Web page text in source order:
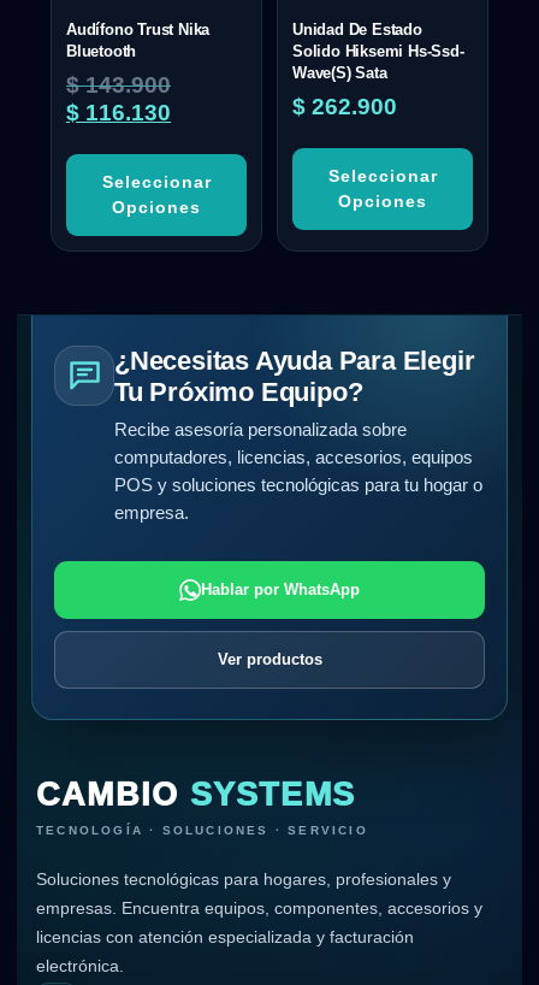
Audífono Trust Nika
Bluetooth
$143.900
$ 116.130
Seleccionar
Opciones
Unidad De Estado
Solido Hiksemi Hs-Ssd-
Wave(S) Sata
$ 262.900
Seleccionar
Opciones
¿Necesitas Ayuda Para Elegir
Tu Próximo Equipo?
Recibe asesoría personalizada sobre
computadores, licencias, accesorios, equipos
POS y soluciones tecnológicas para tu hogar o
empresa.
Hablar por WhatsApp
Ver productos
CAMBIO SYSTEMS
TECNOLOGÍA · SOLUCIONES · SERVICIO
Soluciones tecnológicas para hogares, profesionales y
empresas. Encuentra equipos, componentes, accesorios y
licencias con atención especializada y facturación
electrónica.